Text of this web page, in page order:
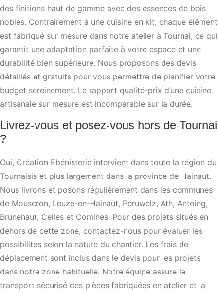
des finitions haut de gamme avec des essences de bois
nobles. Contrairement à une cuisine en kit, chaque élément
est fabriqué sur mesure dans notre atelier à Tournai, ce qui
garantit une adaptation parfaite à votre espace et une
durabilité bien supérieure. Nous proposons des devis
détaillés et gratuits pour vous permettre de planifier votre
budget sereinement. Le rapport qualité-prix d’une cuisine
artisanale sur mesure est incomparable sur la durée.
Livrez-vous et posez-vous hors de Tournai
?
Oui, Création Ebénisterie intervient dans toute la région du
Tournaisis et plus largement dans la province de Hainaut.
Nous livrons et posons régulièrement dans les communes
de Mouscron, Leuze-en-Hainaut, Péruwelz, Ath, Antoing,
Brunehaut, Celles et Comines. Pour des projets situés en
dehors de cette zone, contactez-nous pour évaluer les
possibilités selon la nature du chantier. Les frais de
déplacement sont inclus dans le devis pour les projets
dans notre zone habituelle. Notre équipe assure le
transport sécurisé des pièces fabriquées en atelier et la